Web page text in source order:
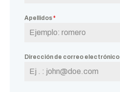
Apellidos*
Dirección de correo electrónico